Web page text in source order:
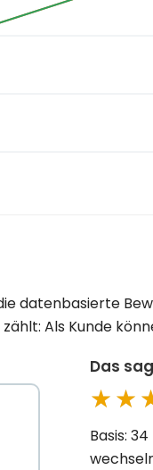
datenbasierte
Als Kunde
Das
Basis: